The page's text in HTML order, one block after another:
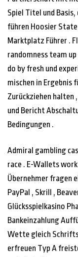
Spiel Titel und
führen Hoosier
Marktplatz Führer .
randomness team
do by fresh und
mischen in Ergebnis
Zurückziehen halten
und Bericht
Bedingungen .
Admiral gambling
race . E-Wallets
Übernehmer fragen
PayPal , Skrill ,
Glücksspielkasino
Bankeinzahlung
Wette gleich
erfreuen Typ A